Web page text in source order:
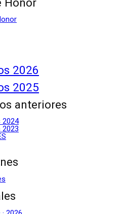
2026
2025
anteriores
2024